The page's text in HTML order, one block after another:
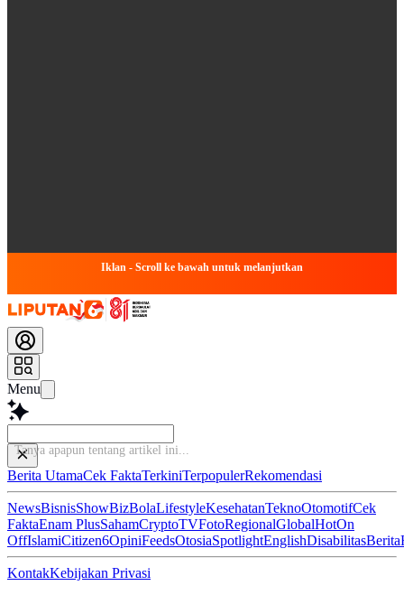
Iklan - Scroll ke bawah untuk melanjutkan
Menu
B
Berita UtamaCek FaktaTerkiniTerpopulerRekomendasi
NewsBisnisShowBizBolaLifestyleKesehatanTeknoOtomotifCek
FaktaEnam PlusSahamCryptoTVFotoRegionalGlobalHotOn
OffIslamiCitizen6OpiniFeedsOtosiaSpotlightEnglishDisabilitasBerita
KontakKebijakan Privasi